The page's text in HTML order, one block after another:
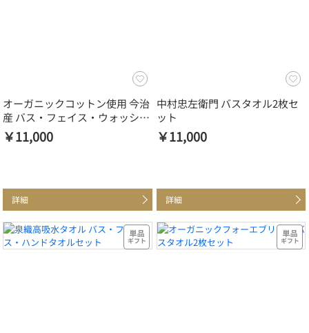
オーガニックコットン使用 今治
産 バス・フェイス・ウォッシュ
タオルセット
￥11,000
詳細
中村忠左衛門 バスタオル2枚セ
ット
￥11,000
詳細